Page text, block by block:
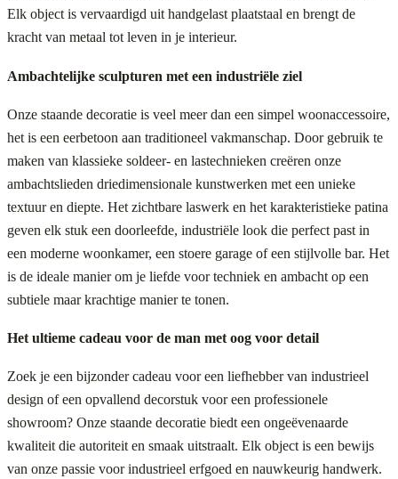
Elk object is vervaardigd uit handgelast plaatstaal en brengt de
kracht van metaal tot leven in je interieur.
Ambachtelijke sculpturen met een industriële ziel
Onze staande decoratie is veel meer dan een simpel woonaccessoire,
het is een eerbetoon aan traditioneel vakmanschap. Door gebruik te
maken van klassieke soldeer- en lastechnieken creëren onze
ambachtslieden driedimensionale kunstwerken met een unieke
textuur en diepte. Het zichtbare laswerk en het karakteristieke patina
geven elk stuk een doorleefde, industriële look die perfect past in
een moderne woonkamer, een stoere garage of een stijlvolle bar. Het
is de ideale manier om je liefde voor techniek en ambacht op een
subtiele maar krachtige manier te tonen.
Het ultieme cadeau voor de man met oog voor detail
Zoek je een bijzonder cadeau voor een liefhebber van industrieel
design of een opvallend decorstuk voor een professionele
showroom? Onze staande decoratie biedt een ongeëvenaarde
kwaliteit die autoriteit en smaak uitstraalt. Elk object is een bewijs
van onze passie voor industrieel erfgoed en nauwkeurig handwerk.